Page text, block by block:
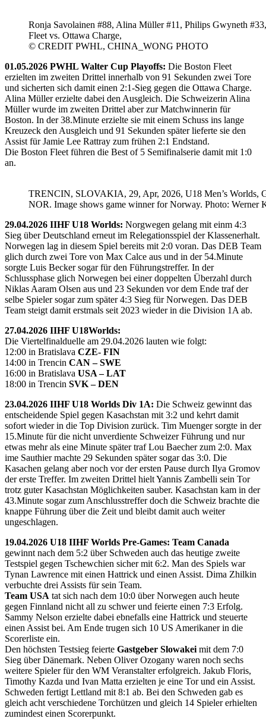
Ronja Savolainen #88, Alina Müller #11, Philips Gwyneth
Fleet vs. Ottawa Charge,
© CREDIT PWHL, CHINA_WONG PHOTO
01.05.2026 PWHL Walter Cup Playoffs: Die Boston Fleet
erzielten im zweiten Drittel innerhalb von 91 Sekunden zwei Tore
und sicherten sich damit einen 2:1-Sieg gegen die Ottawa Charge.
Alina Müller erzielte dabei den Ausgleich. Die Schweizerin Alina
Müller wurde im zweiten Drittel aber zur Matchwinnerin für
Boston. In der 38.Minute erzielte sie mit einem Schuss ins lange
Kreuzeck den Ausgleich und 91 Sekunden später lieferte sie den
Assist für Jamie Lee Rattray zum frühen 2:1 Endstand.
Die Boston Fleet führen die Best of 5 Semifinalserie damit mit 1:0
an.
TRENCIN, SLOVAKIA, 29, Apr, 2026, U18 Men’s Worlds,
NOR. Image shows game winner for Norway. Photo: Werner
29.04.2026 IIHF U18 Worlds: Norgwegen gelang mit einm 4:3
Sieg über Deutschland erneut im Relegationsspiel der Klassenerhalt.
Norwegen lag in diesem Spiel bereits mit 2:0 voran. Das DEB Team
glich durch zwei Tore von Max Calce aus und in der 54.Minute
sorgte Luis Becker sogar für den Führungstreffer. In der
Schlussphase glich Norwegen bei einer doppelten Überzahl durch
Niklas Aaram Olsen aus und 23 Sekunden vor dem Ende traf der
selbe Spieler sogar zum später 4:3 Sieg für Norwegen. Das DEB
Team steigt damit erstmals seit 2023 wieder in die Division 1A ab.
27.04.2026 IIHF U18Worlds:
Die Viertelfinalduelle am 29.04.2026 lauten wie folgt:
12:00 in Bratislava CZE- FIN
14:00 in Trencin CAN – SWE
16:00 in Bratislava USA – LAT
18:00 in Trencin SVK – DEN
23.04.2026 IIHF U18 Worlds Div 1A: Die Schweiz gewinnt das
entscheidende Spiel gegen Kasachstan mit 3:2 und kehrt damit
sofort wieder in die Top Division zurück. Tim Muenger sorgte in der
15.Minute für die nicht unverdiente Schweizer Führung und nur
etwas mehr als eine Minute später traf Lou Baecher zum 2:0. Max
ime Sauthier machte 29 Sekunden später sogar das 3:0. Die
Kasachen gelang aber noch vor der ersten Pause durch Ilya Gromov
der erste Treffer. Im zweiten Drittel hielt Yannis Zambelli sein Tor
trotz guter Kasachstan Möglichkeiten sauber. Kasachstan kam in der
43.Minute sogar zum Anschlusstreffer doch die Schweiz brachte die
knappe Führung über die Zeit und bleibt damit auch weiter
ungeschlagen.
19.04.2026 U18 IIHF Worlds Pre-Games: Team Canada
gewinnt nach dem 5:2 über Schweden auch das heutige zweite
Testspiel gegen Tschewchien sicher mit 6:2. Man des Spiels war
Tynan Lawrence mit einen Hattrick und einen Assist. Dima Zhilkin
verbuchte drei Assists für sein Team.
Team USA tat sich nach dem 10:0 über Norwegen auch heute
gegen Finnland nicht all zu schwer und feierte einen 7:3 Erfolg.
Sammy Nelson erzielte dabei ebnefalls eine Hattrick und steuerte
einen Assist bei. Am Ende trugen sich 10 US Amerikaner in die
Scorerliste ein.
Den höchsten Testsieg feierte Gastgeber Slowakei mit dem 7:0
Sieg über Dänemark. Neben Oliver Ozogany waren noch sechs
weitere Spieler für den WM Veranstalter erfolgreich. Jakub Floris,
Timothy Kazda und Ivan Matta erzielten je eine Tor und ein Assist.
Schweden fertigt Lettland mit 8:1 ab. Bei den Schweden gab es
gleich acht verschiedene Torchützen und gleich 14 Spieler erhielten
zumindest einen Scorerpunkt.